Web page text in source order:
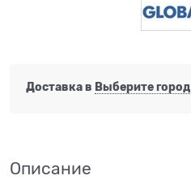
Доставка в Выберите город
Описание